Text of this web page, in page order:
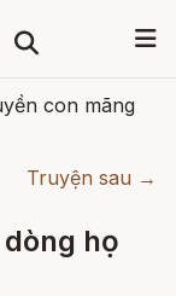
con mãng
Truyện sau →
họ